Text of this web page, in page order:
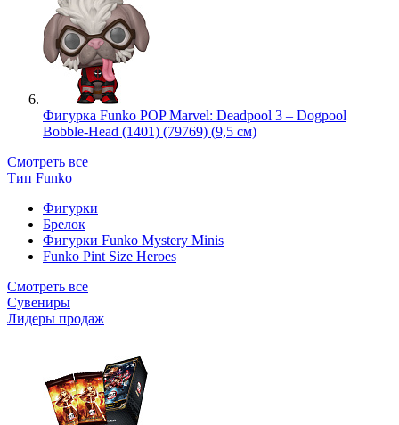
Фигурка Funko POP Marvel: Deadpool 3 – Dogpool
Bobble-Head (1401) (79769) (9,5 см)
Смотреть все
Тип Funko
Фигурки
Брелок
Фигурки Funko Mystery Minis
Funko Pint Size Heroes
Смотреть все
Сувениры
Лидеры продаж